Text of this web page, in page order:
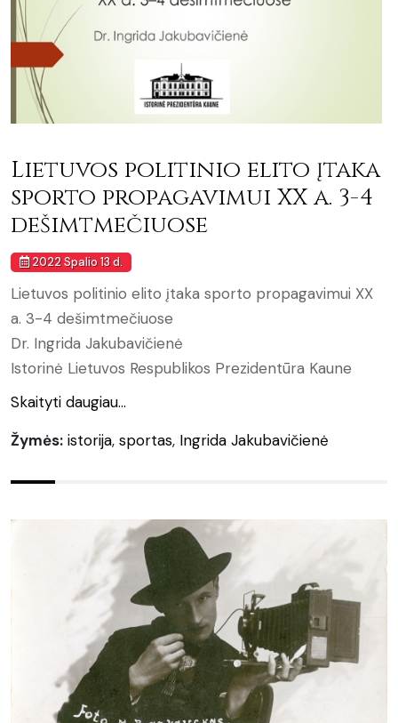
Lietuvos politinio elito įtaka
sporto propagavimui XX a. 3-4
dešimtmečiuose
2022 Spalio 13 d.
Lietuvos politinio elito įtaka sporto propagavimui XX
a. 3-4 dešimtmečiuose
Dr. Ingrida Jakubavičienė
Istorinė Lietuvos Respublikos Prezidentūra Kaune
Skaityti daugiau...
Žymės: istorija, sportas, Ingrida Jakubavičienė